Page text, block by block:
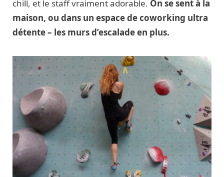
chill, et le staff vraiment adorable. On se sent à la
maison, ou dans un espace de coworking ultra
détente – les murs d’escalade en plus.